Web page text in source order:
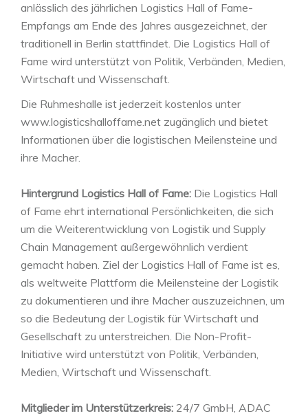
anlässlich des jährlichen Logistics Hall of Fame-
Empfangs am Ende des Jahres ausgezeichnet, der
traditionell in Berlin stattfindet. Die Logistics Hall of
Fame wird unterstützt von Politik, Verbänden, Medien,
Wirtschaft und Wissenschaft.
Die Ruhmeshalle ist jederzeit kostenlos unter
www.logisticshalloffame.net zugänglich und bietet
Informationen über die logistischen Meilensteine und
ihre Macher.
Hintergrund Logistics Hall of Fame: Die Logistics Hall
of Fame ehrt international Persönlichkeiten, die sich
um die Weiterentwicklung von Logistik und Supply
Chain Management außergewöhnlich verdient
gemacht haben. Ziel der Logistics Hall of Fame ist es,
als weltweite Plattform die Meilensteine der Logistik
zu dokumentieren und ihre Macher auszuzeichnen, um
so die Bedeutung der Logistik für Wirtschaft und
Gesellschaft zu unterstreichen. Die Non-Profit-
Initiative wird unterstützt von Politik, Verbänden,
Medien, Wirtschaft und Wissenschaft.
Mitglieder im Unterstützerkreis: 24/7 GmbH, ADAC